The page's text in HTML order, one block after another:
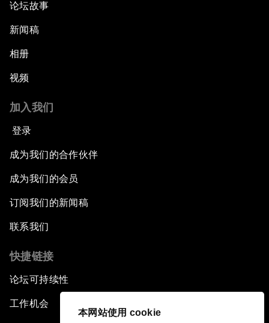
本网站使用 cookie
论坛故事
新闻稿
相册
视频
加入我们
登录
成为我们的合作伙伴
成为我们的会员
订阅我们的新闻稿
联系我们
快捷链接
论坛可持续性
工作机会